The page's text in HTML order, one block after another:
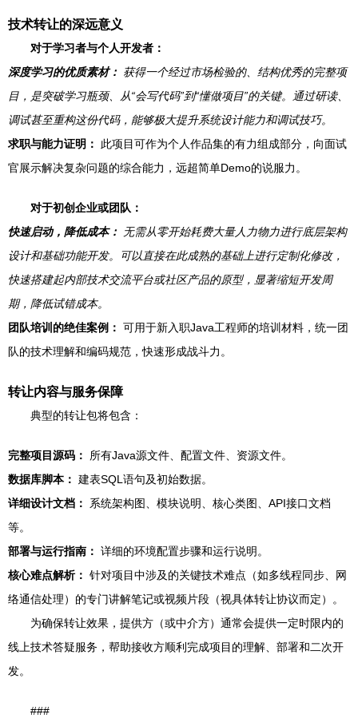
技术转让的深远意义
对于学习者与个人开发者：
深度学习的优质素材： 获得一个经过市场检验的、结构优秀的完整项
目，是突破学习瓶颈、从“会写代码”到“懂做项目”的关键。通过研读、
调试甚至重构这份代码，能够极大提升系统设计能力和调试技巧。
求职与能力证明：
此项目可作为个人作品集的有力组成部分，向面试
官展示解决复杂问题的综合能力，远超简单Demo的说服力。
对于初创企业或团队：
快速启动，降低成本：
无需从零开始耗费大量人力物力进行底层架构
设计和基础功能开发。可以直接在此成熟的基础上进行定制化修改，
快速搭建起内部技术交流平台或社区产品的原型，显著缩短开发周
期，降低试错成本。
团队培训的绝佳案例： 可用于新入职Java工程师的培训材料，统一团
队的技术理解和编码规范，快速形成战斗力。
转让内容与服务保障
典型的转让包将包含：
完整项目源码：
所有Java源文件、配置文件、资源文件。
数据库脚本： 建表SQL语句及初始数据。
详细设计文档：
系统架构图、模块说明、核心类图、API接口文档
等。
部署与运行指南： 详细的环境配置步骤和运行说明。
核心难点解析： 针对项目中涉及的关键技术难点（如多线程同步、网
络通信处理）的专门讲解笔记或视频片段（视具体转让协议而定）。
为确保转让效果，提供方（或中介方）通常会提供一定时限内的
线上技术答疑服务，帮助接收方顺利完成项目的理解、部署和二次开
发。
###